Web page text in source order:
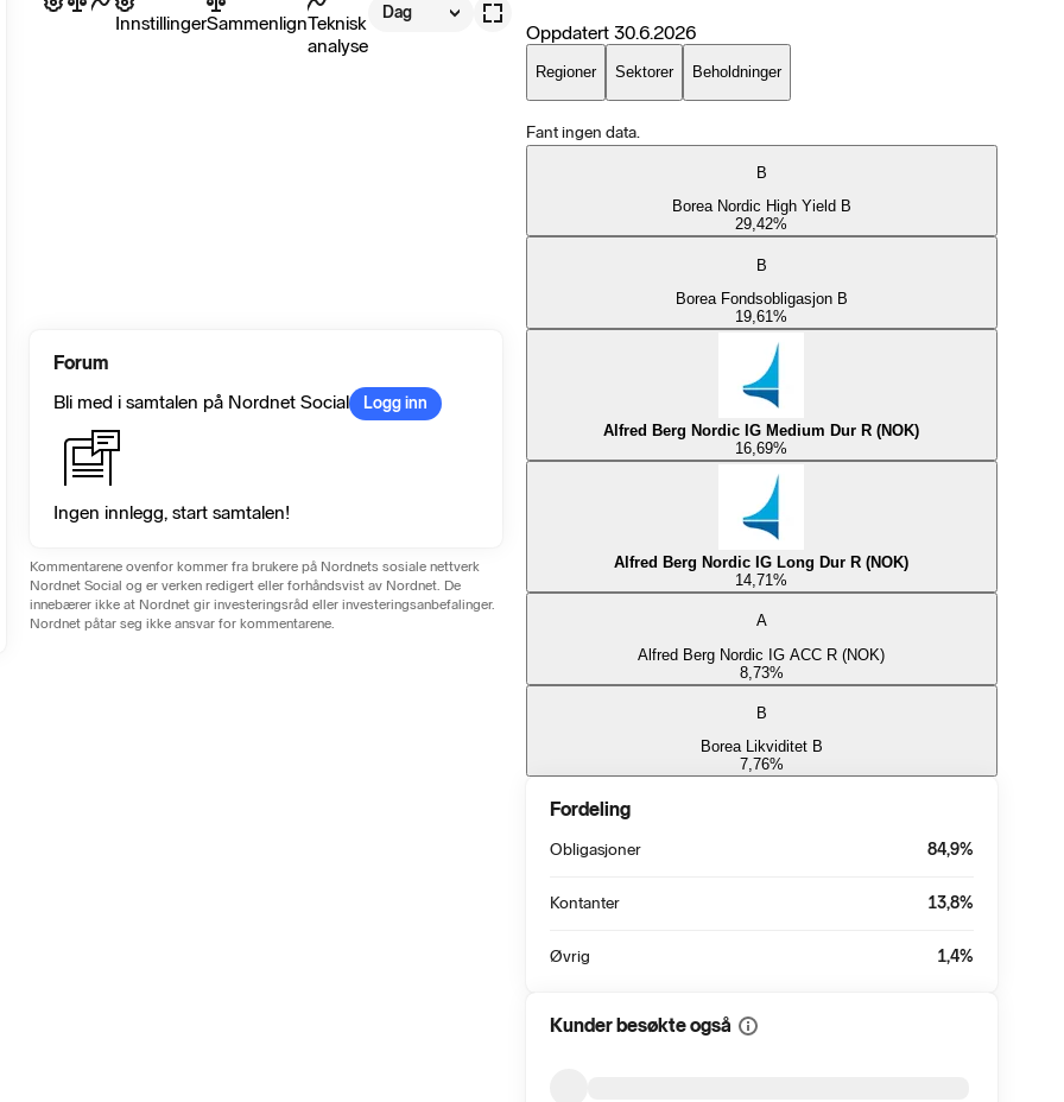
InnstillingerSammenlignTeknisk
analyse
Dag
Forum
Bli med i samtalen på Nordnet Social
Logg inn
Ingen innlegg, start samtalen!
Kommentarene ovenfor kommer fra brukere på Nordnets sosiale nettverk
Nordnet Social og er verken redigert eller forhåndsvist av Nordnet. De
innebærer ikke at Nordnet gir investeringsråd eller investeringsanbefalinger.
Nordnet påtar seg ikke ansvar for kommentarene.
Oppdatert 30.6.2026
Regioner Sektorer Beholdninger
Fant ingen data.
B
Borea Nordic High Yield B
29,42%
B
Borea Fondsobligasjon B
19,61%
Alfred Berg Nordic IG Medium Dur R (NOK)
16,69%
Alfred Berg Nordic IG Long Dur R (NOK)
14,71%
A
Alfred Berg Nordic IG ACC R (NOK)
8,73%
B
Borea Likviditet B
7,76%
Fordeling
Obligasjoner 84,9%
Kontanter 13,8%
Øvrig 1,4%
Kunder besøkte også Vis